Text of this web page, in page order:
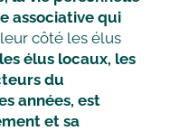
associative qui
côté les élus
élus locaux, les
du
années, est
et sa